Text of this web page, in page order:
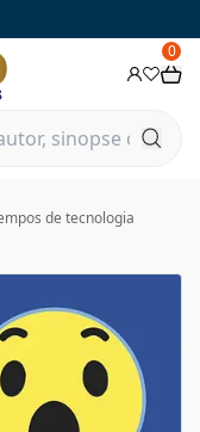
0
de tecnologia